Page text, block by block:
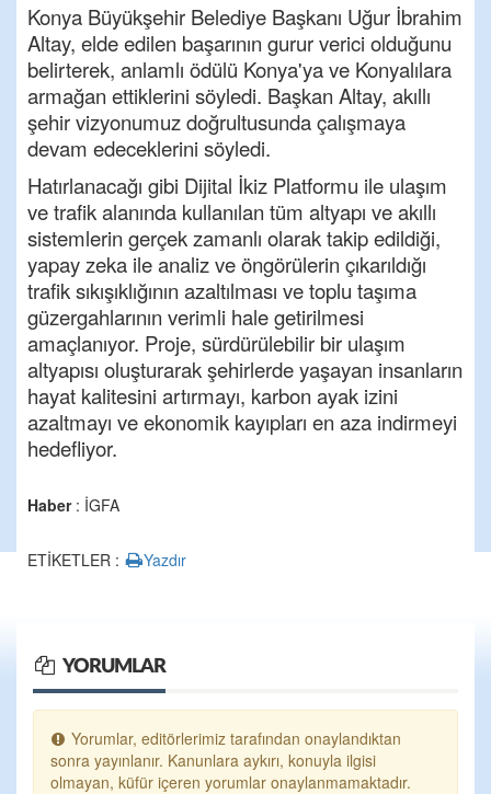
Konya Büyükşehir Belediye Başkanı Uğur İbrahim
Altay, elde edilen başarının gurur verici olduğunu
belirterek, anlamlı ödülü Konya'ya ve Konyalılara
armağan ettiklerini söyledi. Başkan Altay, akıllı
şehir vizyonumuz doğrultusunda çalışmaya
devam edeceklerini söyledi.
Hatırlanacağı gibi Dijital İkiz Platformu ile ulaşım
ve trafik alanında kullanılan tüm altyapı ve akıllı
sistemlerin gerçek zamanlı olarak takip edildiği,
yapay zeka ile analiz ve öngörülerin çıkarıldığı
trafik sıkışıklığının azaltılması ve toplu taşıma
güzergahlarının verimli hale getirilmesi
amaçlanıyor. Proje, sürdürülebilir bir ulaşım
altyapısı oluşturarak şehirlerde yaşayan insanların
hayat kalitesini artırmayı, karbon ayak izini
azaltmayı ve ekonomik kayıpları en aza indirmeyi
hedefliyor.
Haber: İGFA
ETİKETLER : Yazdır
YORUMLAR
Yorumlar, editörlerimiz tarafından onaylandıktan
sonra yayınlanır. Kanunlara aykırı, konuyla ilgisi
olmayan, küfür içeren yorumlar onaylanmamaktadır.